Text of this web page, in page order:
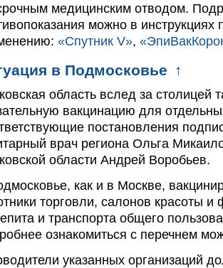
медицинским отводом.
можно в инструкциях
«Спутник V»,
в Подмосковье ↑
область вслед за столицей
вакцинацию для
постановления
врач региона Ольга
области Андрей Воробьев.
как и в Москве,
торговли, салонов красоты и
и транспорта общего
ознакомиться с перечнем
указанных организаций